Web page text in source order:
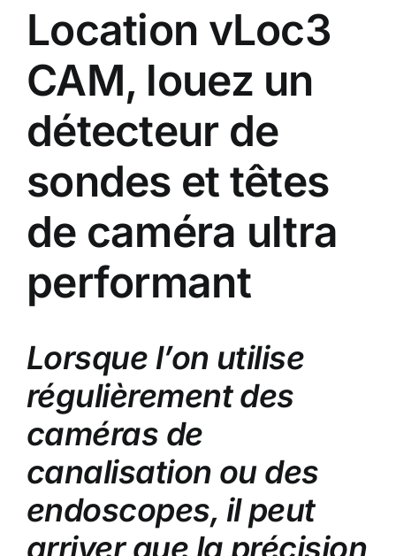
Location vLoc3
CAM, louez un
détecteur de
sondes et têtes
de caméra ultra
performant
Lorsque l’on utilise
régulièrement des
caméras de
canalisation ou des
endoscopes, il peut
arriver que la précision